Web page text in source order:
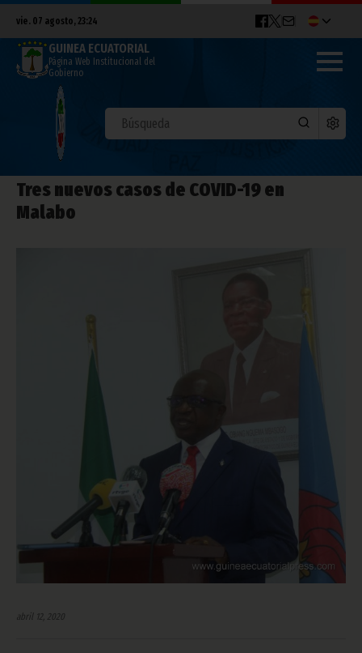
vie. 07 agosto, 23:24
GUINEA ECUATORIAL
Página Web Institucional del
Gobierno
Tres nuevos casos de COVID-19 en
Malabo
abril 12, 2020